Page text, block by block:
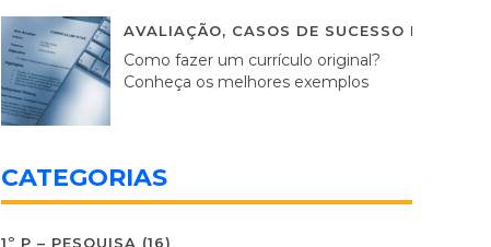
AVALIAÇÃO, CASOS DE SUCESSO DE
Como fazer um currículo original?
Conheça os melhores exemplos
CATEGORIAS
1º P – PESQUISA (16)